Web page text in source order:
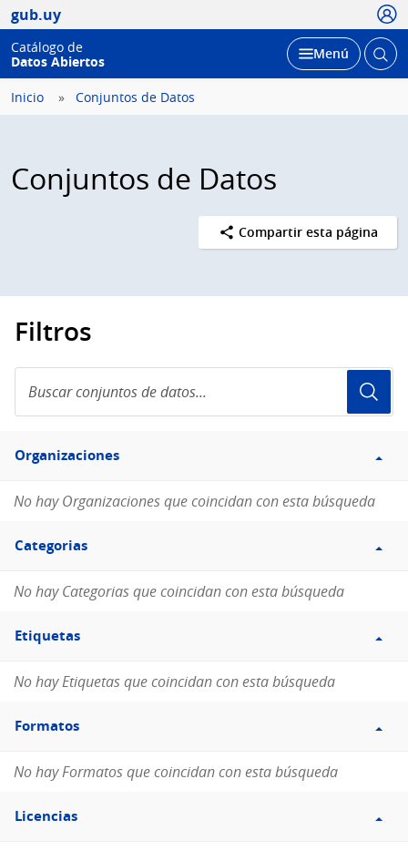
gub.uy
Catálogo de
Datos Abiertos
Desplegar
Menú Abrir
Inicio Conjuntos de Datos
Conjuntos de Datos
Compartir esta página
Filtros
conjuntos
de
Filtro
Organizaciones
Organizaciones
No hay Organizaciones que coincidan con esta búsqueda
Filtro
Categorias
Categorias
No hay Categorias que coincidan con esta búsqueda
Filtro
Etiquetas
Etiquetas
No hay Etiquetas que coincidan con esta búsqueda
Filtro
Formatos
Formatos
No hay Formatos que coincidan con esta búsqueda
Filtro
Licencias
Licencias